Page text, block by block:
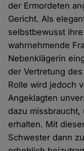
der Ermordeten
Gericht. Als
selbstbewusst
wahrnehmende
Nebenklägerin
der Vertretung
Rolle wird jedoch
Angeklagten
dazu
erhalten. Mit
Schwester dann